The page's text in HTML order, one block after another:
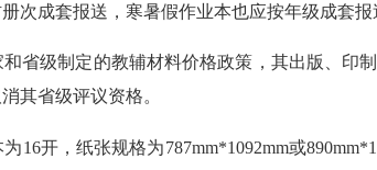
成套报送，寒暑假作业本也应按年级成套报
级制定的教辅材料价格政策，其出版、印
其省级评议资格。
开，纸张规格为787mm*1092mm或